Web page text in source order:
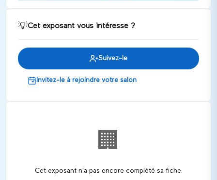
💡Cet exposant vous intéresse ?
Suivez-le
Invitez-le à rejoindre votre salon
🏢
Cet exposant n'a pas encore complété sa fiche.